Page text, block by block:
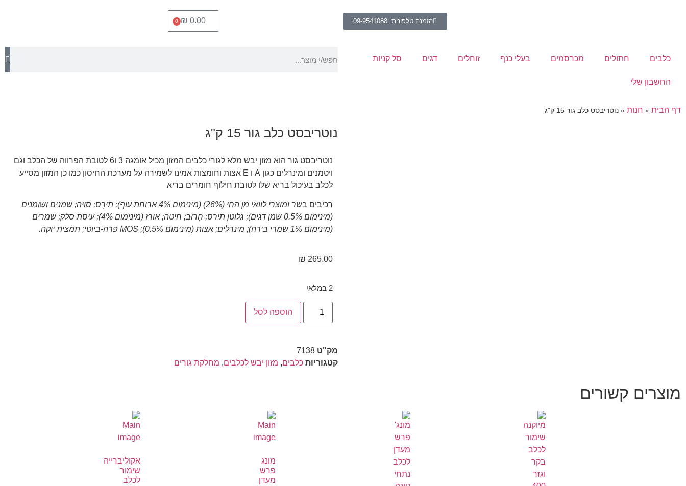
הזמנה טלפונית: 09-9541088 ₪ 0.00
0
כלבים חתולים מכרסמים בעלי כנף זוחלים דגים סל קניות
החשבון שלי
דף הבית » חנות » נוטריבסט כלב גור 15 ק"ג
נוטריבסט כלב גור 15 ק"ג
נוטריבסט גור הוא מזון יבש מלא לגורי כלבים המזון מכיל אומגה 3 ו6 לטובת הפרווה של הכלב וגם
ויטמנים ומינרלים כגון A ו E אצות וחומצות אמינו לשמירה על מערכת החיסון כמו כן המזון מסייע
לכלב בעיכול בריא שלו לטובת חילוף חומרים בריא
רכיבים ב
שר ומוצרי לוואי מן החי (26%) (מינימום 4% ארוחת עוף); תִירָס; סויה; שמנים ושומנים
(מינימום 0.5% שמן דגים); גלוטן תירס; חָרוּב; חיטה; אורז (מינימום 4%); עיסת סלק; שמרים
(מינימום 1% שמרי בירה); מינרלים; אצות (מינימום 0.5%); MOS פרה-ביוטי; תמצית יוקה.
₪ 265.00
2 במלאי
הוספה לסל
מק"ט 7138
קטגוריות כלבים, מזון יבש לכלבים, מחלקת גורים
מוצרים קשורים
מונג
פרש
מעדן
אקוליברייה
שימור
לכלב